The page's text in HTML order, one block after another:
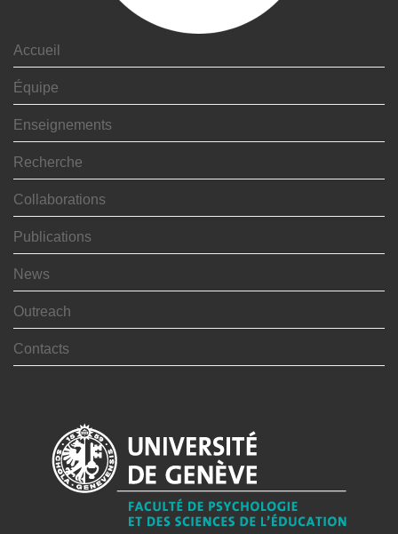
Accueil
Équipe
Enseignements
Recherche
Collaborations
Publications
News
Outreach
Contacts